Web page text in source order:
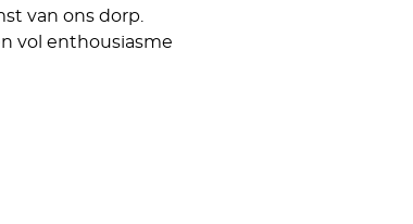
van ons dorp.
vol enthousiasme